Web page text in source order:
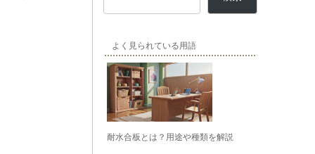
よく見られている用語
耐水合板とは？用途や種類を解説